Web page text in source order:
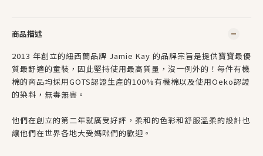
商品描述
2013 年創立的紐西蘭品牌 Jamie Kay 的品牌宗旨是提供寶寶最優
質最舒適的童裝，因此堅持使用最高質量，沒一例外的！每件有機
棉的商品均採用GOTS認證生產的100%有機棉以及使用Oeko認證
的染料，無毒無害。
他們在創立的第二年就廣受好評，柔和的色彩和舒服溫柔的設計也
讓他們在世界各地大受媽咪們的歡迎。